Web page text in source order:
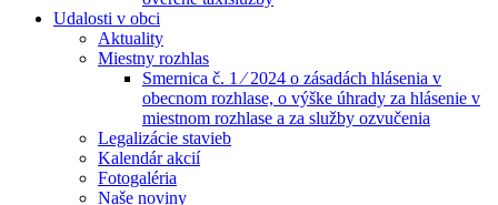
Udalosti v obci
Aktuality
Miestny rozhlas
Smernica č. 1 ⁄ 2024 o zásadách hlásenia v
obecnom rozhlase, o výške úhrady za hlásenie v
miestnom rozhlase a za služby ozvučenia
Legalizácie stavieb
Kalendár akcií
Fotogaléria
Naše noviny